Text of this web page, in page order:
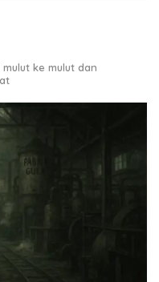
ke mulut dan